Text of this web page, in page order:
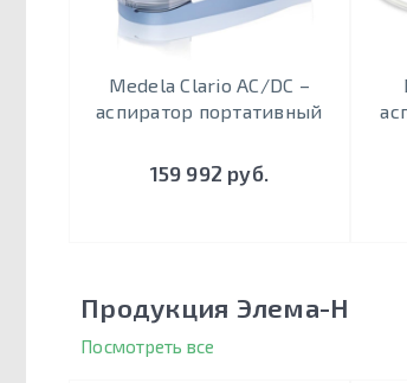
Medela Clario AC/DC –
аспиратор портативный
159 992 руб.
Продукция Элема-Н
Посмотреть все